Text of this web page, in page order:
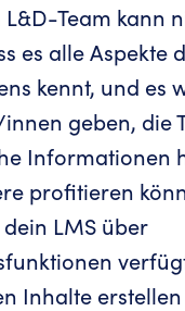
L&D-Team kann
es alle Aspekte
kennt, und es
geben, die
Informationen
profitieren
LMS über
Inhalte